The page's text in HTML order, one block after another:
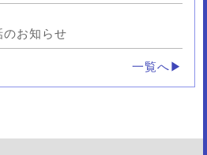
のお知らせ
一覧へ▶